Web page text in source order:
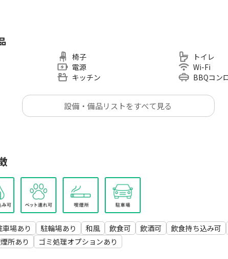
迷惑をお掛けしないようにご注意ください。
り口、ベランダ、
椅子
電源
キッチン
トイレ
Wi-Fi
BBQコン
設備・備品リストをすべて見る
車場あり 駐輪場あり 和風 飲食可 飲酒可 飲食持ち込み可
所あり ゴミ処理オプションあり